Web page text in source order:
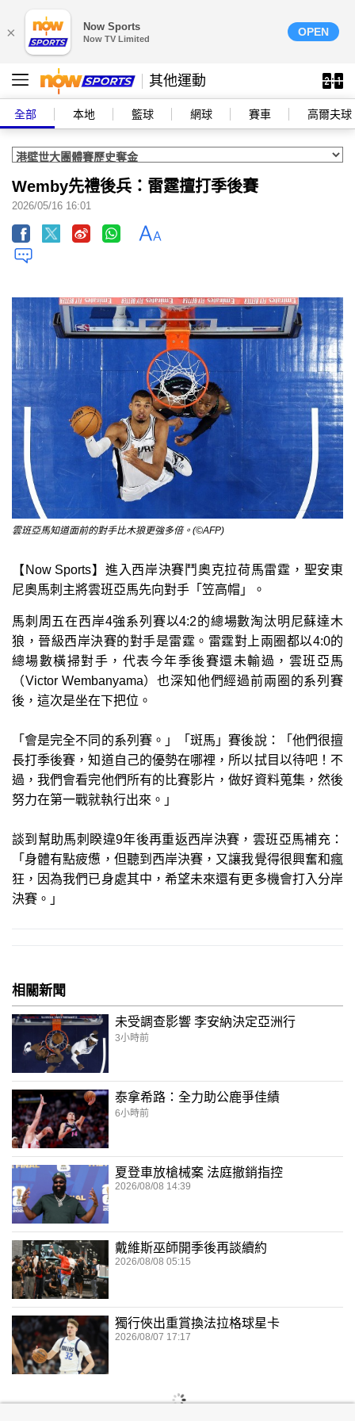
× Now Sports
Now TV Limited
OPEN
其他運動
全部 本地 籃球 網球 賽車 高爾夫球
Wemby先禮後兵：雷霆擅打季後賽
2026/05/16 16:01
雲班亞馬知道面前的對手比木狼更強多倍。(©AFP)
【Now Sports】進入西岸決賽鬥奧克拉荷馬雷霆，聖安東
尼奧馬刺主將雲班亞馬先向對手「笠高帽」。
馬刺周五在西岸4強系列賽以4:2的總場數淘汰明尼蘇達木
狼，晉級西岸決賽的對手是雷霆。雷霆對上兩圈都以4:0的
總場數橫掃對手，代表今年季後賽還未輸過，雲班亞馬
（Victor Wembanyama）也深知他們經過前兩圈的系列賽
後，這次是坐在下把位。
「會是完全不同的系列賽。」「斑馬」賽後說：「他們很擅
長打季後賽，知道自己的優勢在哪裡，所以拭目以待吧！不
過，我們會看完他們所有的比賽影片，做好資料蒐集，然後
努力在第一戰就執行出來。」
談到幫助馬刺睽違9年後再重返西岸決賽，雲班亞馬補充：
「身體有點疲憊，但聽到西岸決賽，又讓我覺得很興奮和瘋
狂，因為我們已身處其中，希望未來還有更多機會打入分岸
決賽。」
相關新聞
未受調查影響 李安納決定亞洲行
3小時前
泰拿希路：全力助公鹿爭佳績
6小時前
夏登車放槍械案 法庭撤銷指控
2026/08/08 14:39
戴維斯巫師開季後再談續約
2026/08/08 05:15
獨行俠出重賞換法拉格球星卡
2026/08/07 17:17